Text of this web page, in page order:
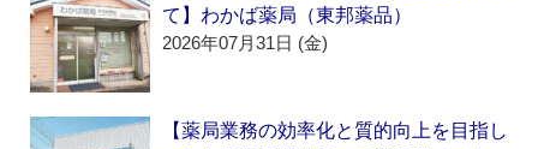
て】わかば薬局（東邦薬品）
2026年07月31日 (金)
【薬局業務の効率化と質的向上を目指し